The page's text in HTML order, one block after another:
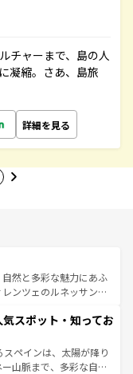
チャーまで、島の人
凝縮。さあ、島旅
詳細を見る
然と多彩な魅力にあふ
ンツェのルネッサンス
やアマルフィ海岸の絶
光の合間には、本場の
料理を堪能することも
、すべての瞬間を楽し
スポット・知ってお
ペインは、太陽が降り
山脈まで、多彩な自然